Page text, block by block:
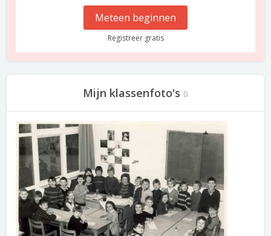
Meteen beginnen
Registreer gratis
Mijn klassenfoto's 0